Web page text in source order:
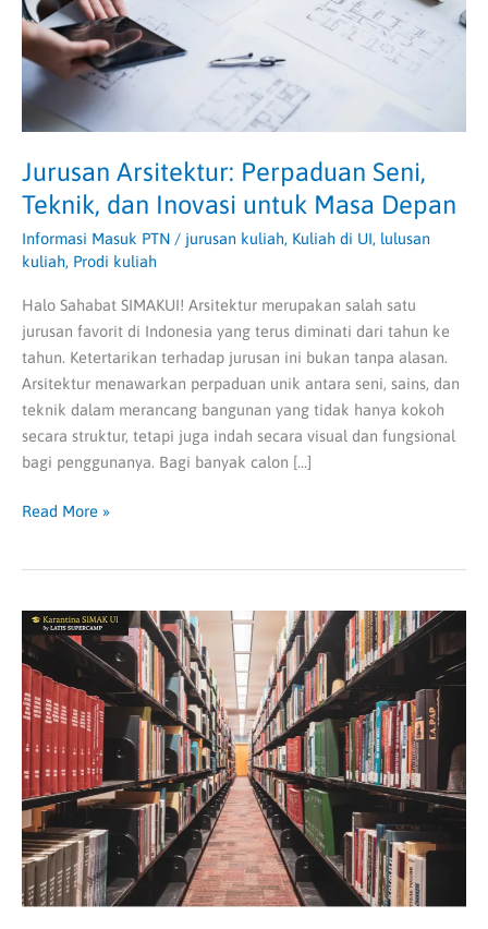
Jurusan Arsitektur: Perpaduan Seni,
Teknik, dan Inovasi untuk Masa Depan
Informasi Masuk PTN / jurusan kuliah, Kuliah di UI, lulusan
kuliah, Prodi kuliah
Halo Sahabat SIMAKUI! Arsitektur merupakan salah satu
jurusan favorit di Indonesia yang terus diminati dari tahun ke
tahun. Ketertarikan terhadap jurusan ini bukan tanpa alasan.
Arsitektur menawarkan perpaduan unik antara seni, sains, dan
teknik dalam merancang bangunan yang tidak hanya kokoh
secara struktur, tetapi juga indah secara visual dan fungsional
bagi penggunanya. Bagi banyak calon […]
Inovasi
untuk
Masa
Depan
Read More »
Perbedaan
KHS,
KRS,
dan
SKS:
Panduan
Lengkap
untuk
Mahasiswa
Baru